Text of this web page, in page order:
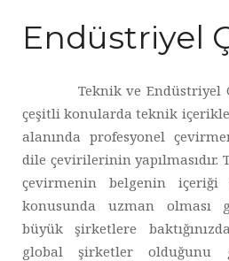
Endüstriyel
Teknik ve Endüstriyel
çeşitli konularda teknik
alanında profesyonel
dile çevirilerinin yapılmasıdır.
çevirmenin belgenin
konusunda uzman olması
büyük şirketlere
global şirketler olduğunu